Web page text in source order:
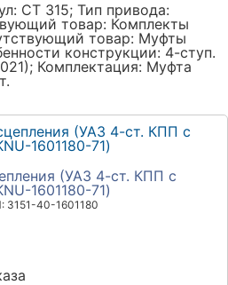
CT 315; Тип привода:
товар: Комплекты
товар: Муфты
конструкции: 4-ступ.
Комплектация: Муфта
(УАЗ 4-ст. КПП с
1601180-71)
3151-40-1601180